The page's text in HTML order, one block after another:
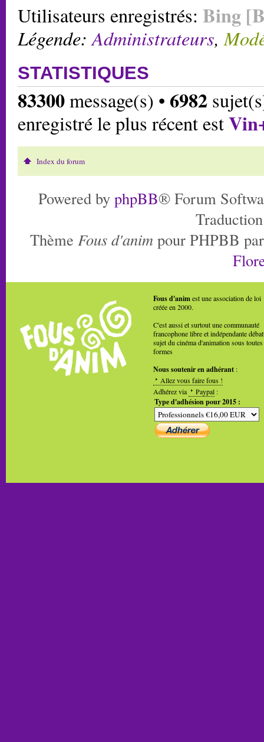
Utilisateurs enregistrés: Bing
Légende:Administrateurs,
STATISTIQUES
83300message(s) • 6982
enregistré le plus récent est
Index du forum
Powered by phpBB® Forum
Thème Fous d'anim pour PHPBB
Fous d'animest une association de loi
créée en 2000.
C'est aussi et surtout une communauté
francophone libre et indépendante
sujet du cinéma d'animation sous toutes
formes
Nous soutenir en adhérant :
Allez vous faire fous !
Adhérez via
Paypal :
Type d'adhésion pour 2015 :